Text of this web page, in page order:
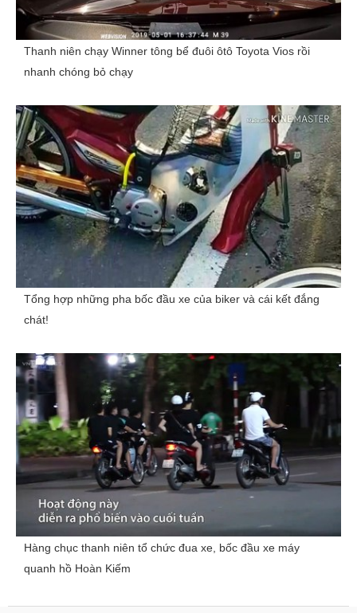
Thanh niên chạy Winner tông bể đuôi ôtô Toyota Vios rồi
nhanh chóng bỏ chạy
Tổng hợp những pha bốc đầu xe của biker và cái kết đắng
chát!
Hàng chục thanh niên tổ chức đua xe, bốc đầu xe máy
quanh hồ Hoàn Kiếm